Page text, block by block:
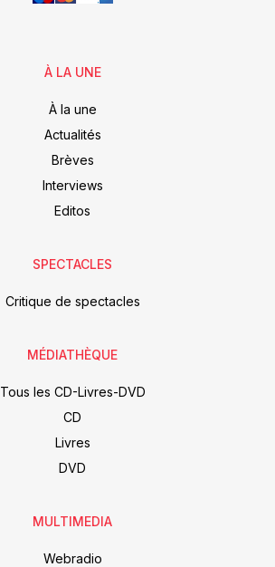
À LA UNE
À la une
Actualités
Brèves
Interviews
Editos
SPECTACLES
Critique de spectacles
MÉDIATHÈQUE
Tous les CD-Livres-DVD
CD
Livres
DVD
MULTIMEDIA
Webradio